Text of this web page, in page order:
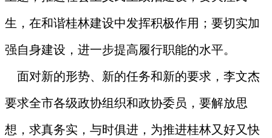
生，在和谐桂林建设中发挥积极作用；要切实加
强自身建设，进一步提高履行职能的水平。
面对新的形势、新的任务和新的要求，李文杰
要求全市各级政协组织和政协委员，要解放思
想，求真务实，与时俱进，为推进桂林又好又快